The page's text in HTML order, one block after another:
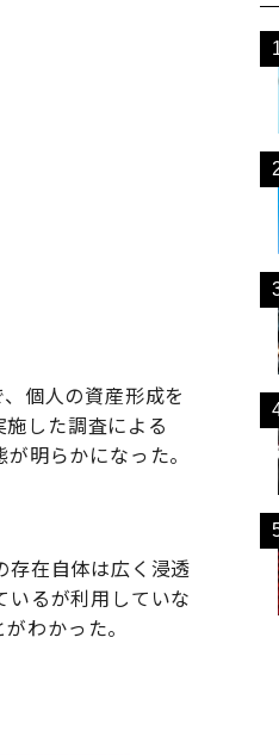
個人の資産形成を
した調査による
明らかになった。
存在自体は広く浸透
いるが利用していな
わかった。